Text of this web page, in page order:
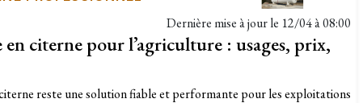
Dernière mise à jour le 12/04 à 08:00
en citerne pour l’agriculture : usages, prix,
reste une solution fiable et performante pour les exploitations